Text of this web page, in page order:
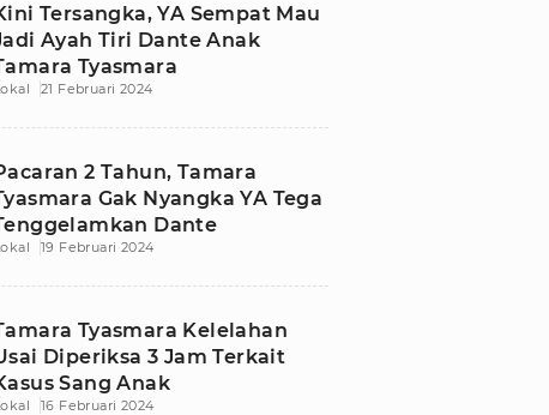
Tersangka, YA Sempat Mau
Ayah Tiri Dante Anak
Tyasmara
21 Februari 2024
2 Tahun, Tamara
Gak Nyangka YA Tega
Dante
19 Februari 2024
Tyasmara Kelelahan
Diperiksa 3 Jam Terkait
Sang Anak
16 Februari 2024